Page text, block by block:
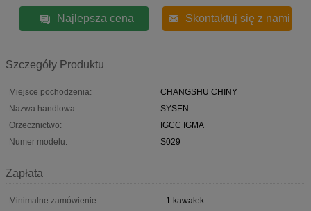
Najlepsza cena Skontaktuj się z nami
Szczegóły Produktu
Miejsce pochodzenia:
CHANGSHU CHINY
Nazwa handlowa:
SYSEN
Orzecznictwo:
IGCC IGMA
Numer modelu:
S029
Zapłata
Minimalne zamówienie:
1 kawałek